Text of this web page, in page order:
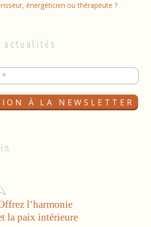
énergéticien ou thérapeute ?
actualités